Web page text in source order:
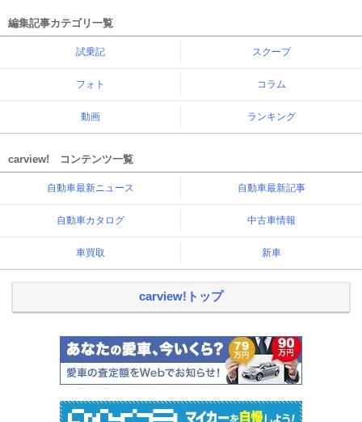
編集記事カテゴリ一覧
試乗記 スクープ
フォト コラム
動画 ランキング
carview! コンテンツ一覧
自動車最新ニュース 自動車最新記事
自動車カタログ 中古車情報
車買取 新車
carview!トップ